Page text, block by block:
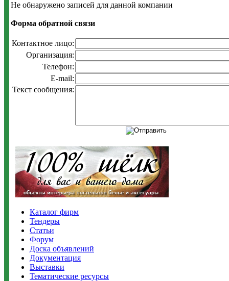
Не обнаружено записей для данной компании
Форма обратной связи
Контактное лицо:
Организация:
Телефон:
E-mail:
Текст сообщения:
Каталог фирм
Тендеры
Статьи
Форум
Доска объявлений
Документация
Выставки
Тематические ресурсы